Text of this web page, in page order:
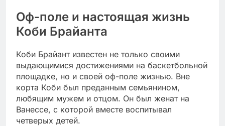
Оф-поле и настоящая жизнь
Коби Брайанта
Коби Брайант известен не только своими
выдающимися достижениями на баскетбольной
площадке, но и своей оф-поле жизнью. Вне
корта Коби был преданным семьянином,
любящим мужем и отцом. Он был женат на
Ванессе, с которой вместе воспитывал
четверых детей.